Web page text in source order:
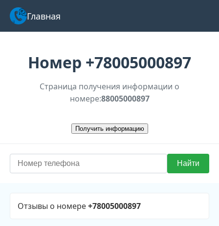
Главная
Номер +78005000897
Страница получения информации о
номере:88005000897
Отзывы о номере+78005000897